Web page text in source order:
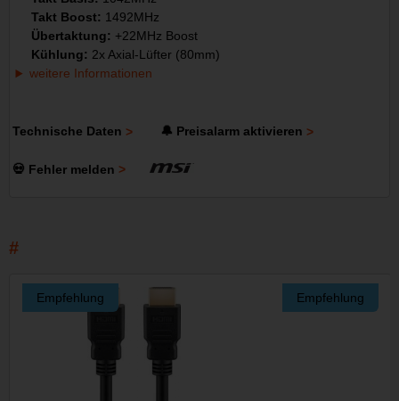
Takt Boost: 1492MHz
Übertaktung: +22MHz Boost
Kühlung: 2x Axial-Lüfter (80mm)
weitere Informationen
Technische Daten 🔔 Preisalarm aktivieren
💀 Fehler melden
Empfehlung Empfehlung